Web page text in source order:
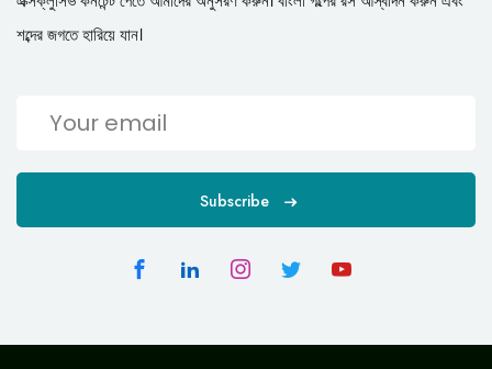
শব্দের জগতে হারিয়ে যান।
Subscribe